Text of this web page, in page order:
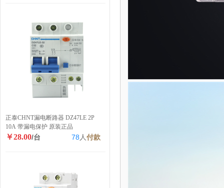
正泰CHNT漏电断路器 DZ47LE 2P
10A 带漏电保护 原装正品
￥28.00/台 78 人付款